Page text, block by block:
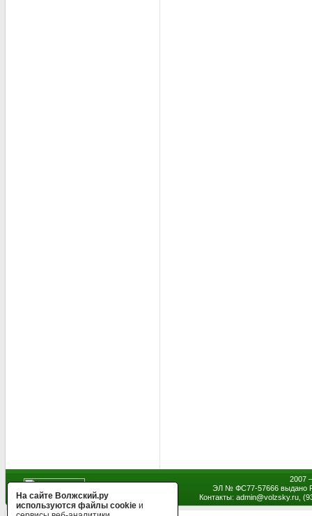
2007
ЭЛ № ФС77-57666 выдано
Контакты: admin@volzsky.ru,
На сайте Волжский.ру
используются файлы cookie и